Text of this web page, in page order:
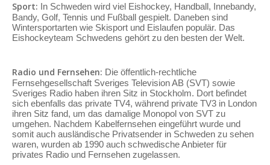
Sport: In Schweden wird viel Eishockey, Handball, Innebandy,
Bandy, Golf, Tennis und Fußball gespielt. Daneben sind
Wintersportarten wie Skisport und Eislaufen populär. Das
Eishockeyteam Schwedens gehört zu den besten der Welt.
Radio und Fernsehen: Die öffentlich-rechtliche
Fernsehgesellschaft Sveriges Television AB (SVT) sowie
Sveriges Radio haben ihren Sitz in Stockholm. Dort befindet
sich ebenfalls das private TV4, während private TV3 in London
ihren Sitz fand, um das damalige Monopol von SVT zu
umgehen. Nachdem Kabelfernsehen eingeführt wurde und
somit auch ausländische Privatsender in Schweden zu sehen
waren, wurden ab 1990 auch schwedische Anbieter für
privates Radio und Fernsehen zugelassen.